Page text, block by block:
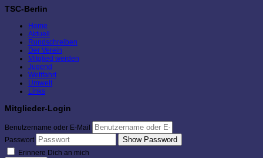
TSC-Berlin
Home
Aktuell
Rundschreiben
Der Verein
Mitglied werden
Jugend
Wettfahrt
Umwelt
Links
Mitglieder-Login
Benutzername oder E-Mail
Passwort
Show Password
Erinnere Dich an mich